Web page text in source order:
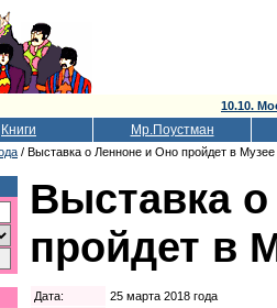
10.10.
Книги Мр.Поустман
/ Выставка о Ленноне и Оно пройдет в
Выставка
пройдет в
Дата:
25 марта 2018 года